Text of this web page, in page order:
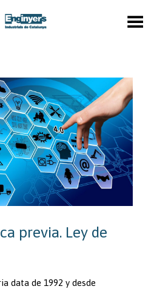
Menú
previa. Ley de
data de 1992 y desde